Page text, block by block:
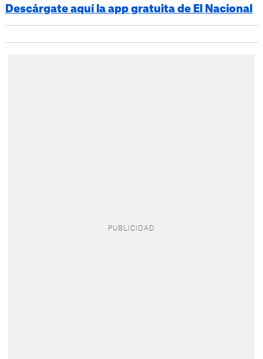
Descárgate aquí la app gratuita de El Nacional